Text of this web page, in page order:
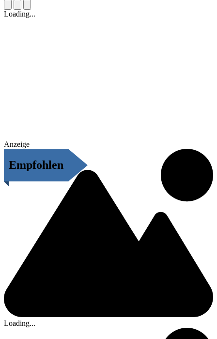
Loading...
Anzeige
Empfohlen
Loading...